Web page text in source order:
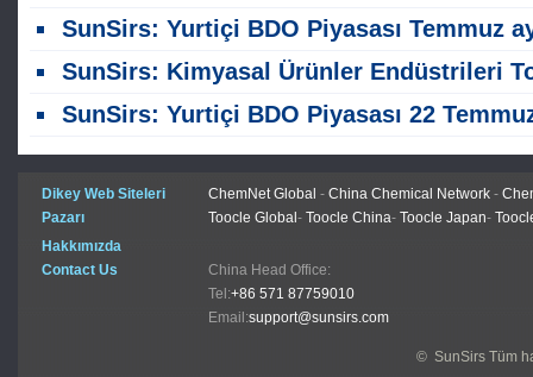
SunSirs: Yurtiçi BDO Piyasası Temmuz ayında Hafif Bir İyileşme
SunSirs: Kimyasal Ürünler Endüstrileri Toplu Emtia İstihbaratı (23 Temmuz
SunSirs: Yurtiçi BDO Piyasası 22 Temmuz ' da Sessiz ve Istikrarlı
Dikey Web Siteleri ChemNet Global - China Chemical Network -
Pazarı
Toocle Global- Toocle China- Toocle Japan-
Hakkımızda
Contact Us
China Head Office:
Tel:+86 571 87759010
Email:support@sunsirs.com
© SunSirs Tüm